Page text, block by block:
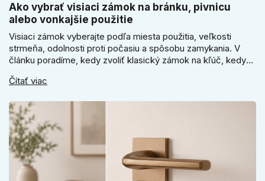
Ako vybrať visiaci zámok na bránku, pivnicu
alebo vonkajšie použitie
Visiaci zámok vyberajte podľa miesta použitia, veľkosti
strmeňa, odolnosti proti počasiu a spôsobu zamykania. V
článku poradíme, kedy zvoliť klasický zámok na kľúč, kedy
sa pri bránke, pivnici alebo záhradnom domčeku neoplatí
Čítať viac